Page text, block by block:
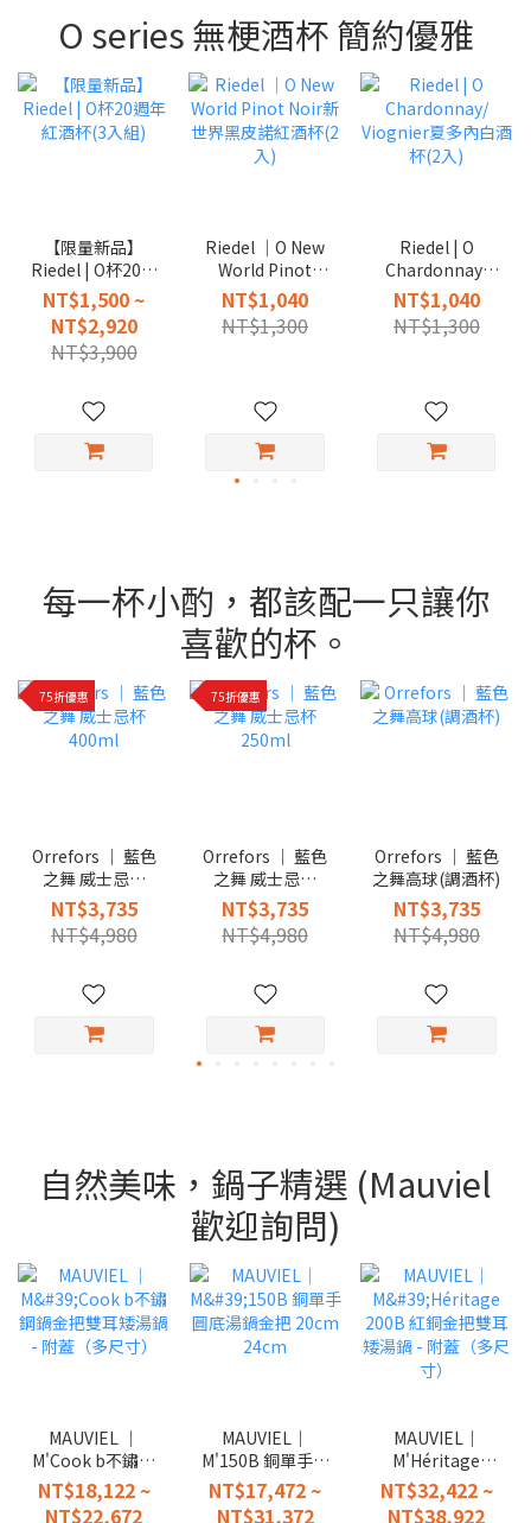
O series 無梗酒杯 簡約優雅
【限量新品】
Riedel | O杯20週
年紅酒杯(3入組)
NT$1,500 ~
NT$2,920
NT$3,900
Riedel │O New
World Pinot
Noir新世界黑皮
諾紅酒杯(2入)
NT$1,040
NT$1,300
Riedel | O
Chardonnay/
Viognier夏多內
白酒杯(2入)
NT$1,040
NT$1,300
每一杯小酌，都該配一只讓你
喜歡的杯。
75折優惠
Orrefors │ 藍色
之舞 威士忌杯
400ml
NT$3,735
NT$4,980
75折優惠
Orrefors │ 藍色
之舞 威士忌杯
250ml
NT$3,735
NT$4,980
Orrefors │ 藍色
之舞高球(調酒杯)
NT$3,735
NT$4,980
自然美味，鍋子精選 (Mauviel
歡迎詢問)
MAUVIEL │
M'Cook b不鏽鋼
鍋金把雙耳矮湯
鍋 - 附蓋（多尺
NT$18,122 ~
NT$22,672
MAUVIEL｜
M'150B 銅單手圓
底湯鍋金把
20cm 24cm
NT$17,472 ~
NT$31,372
MAUVIEL｜
M'Héritage
200B 紅銅金把雙
耳矮湯鍋 - 附蓋
NT$32,422 ~
NT$38,922